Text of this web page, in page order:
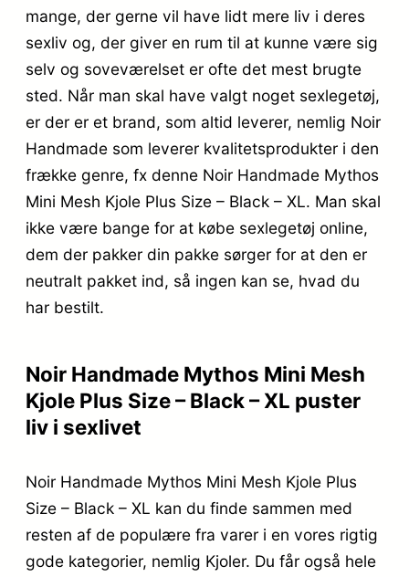
mange, der gerne vil have lidt mere liv i deres
sexliv og, der giver en rum til at kunne være sig
selv og soveværelset er ofte det mest brugte
sted. Når man skal have valgt noget sexlegetøj,
er der er et brand, som altid leverer, nemlig Noir
Handmade som leverer kvalitetsprodukter i den
frække genre, fx denne Noir Handmade Mythos
Mini Mesh Kjole Plus Size – Black – XL. Man skal
ikke være bange for at købe sexlegetøj online,
dem der pakker din pakke sørger for at den er
neutralt pakket ind, så ingen kan se, hvad du
har bestilt.
Noir Handmade Mythos Mini Mesh
Kjole Plus Size – Black – XL puster
liv i sexlivet
Noir Handmade Mythos Mini Mesh Kjole Plus
Size – Black – XL kan du finde sammen med
resten af de populære fra varer i en vores rigtig
gode kategorier, nemlig Kjoler. Du får også hele